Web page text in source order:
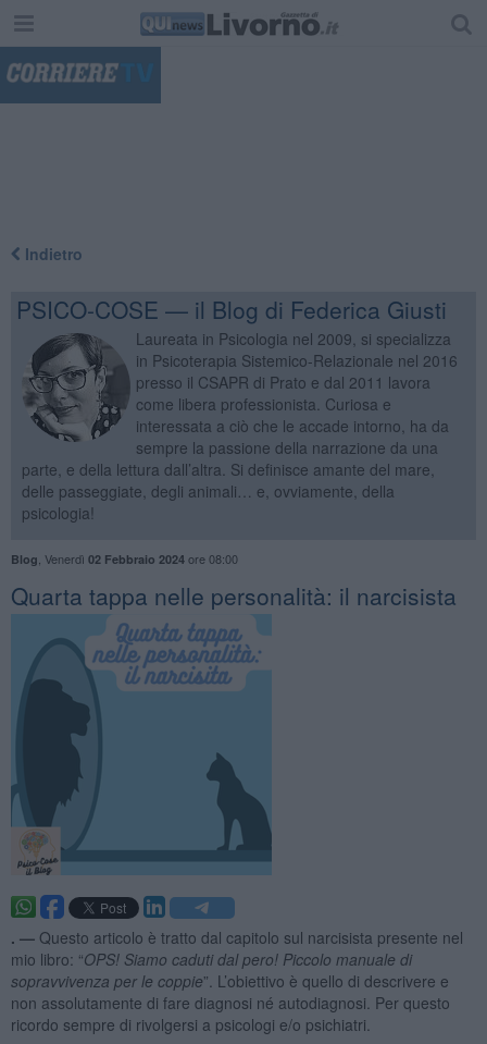
Indietro
PSICO-COSE — il Blog di Federica Giusti
Laureata in Psicologia nel 2009, si specializza
in Psicoterapia Sistemico-Relazionale nel 2016
presso il CSAPR di Prato e dal 2011 lavora
come libera professionista. Curiosa e
interessata a ciò che le accade intorno, ha da
sempre la passione della narrazione da una
parte, e della lettura dall’altra. Si definisce amante del mare,
delle passeggiate, degli animali… e, ovviamente, della
psicologia!
Blog Venerdì 02 Febbraio 2024ore 08:00
Quarta tappa nelle personalità: il narcisista
. — Questo articolo è tratto dal capitolo sul narcisista presente nel
mio libro: “OPS! Siamo caduti dal pero! Piccolo manuale di
sopravvivenza per le coppie”. L’obiettivo è quello di descrivere e
non assolutamente di fare diagnosi né autodiagnosi. Per questo
ricordo sempre di rivolgersi a psicologi e/o psichiatri.